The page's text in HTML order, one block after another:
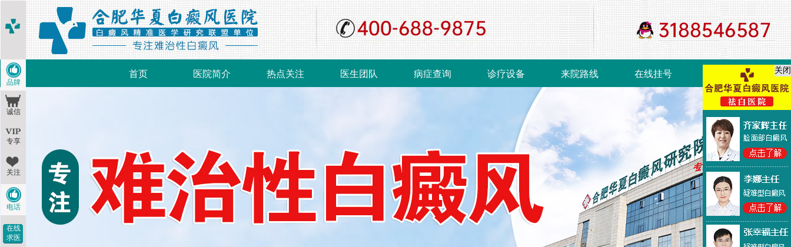
首页 医院简介 热点关注 医生团队 病症查询 诊疗设备 来院路线 在线挂号
品牌
诚信
专享
关注
电话
在线
求医
关闭